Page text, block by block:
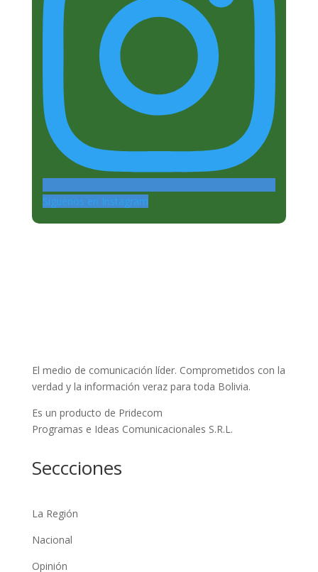
Siguenos en Instagram
El medio de comunicación líder. Comprometidos con la
verdad y la información veraz para toda Bolivia.
Es un producto de Pridecom
Programas e Ideas Comunicacionales S.R.L.
Seccciones
La Región
Nacional
Opinión